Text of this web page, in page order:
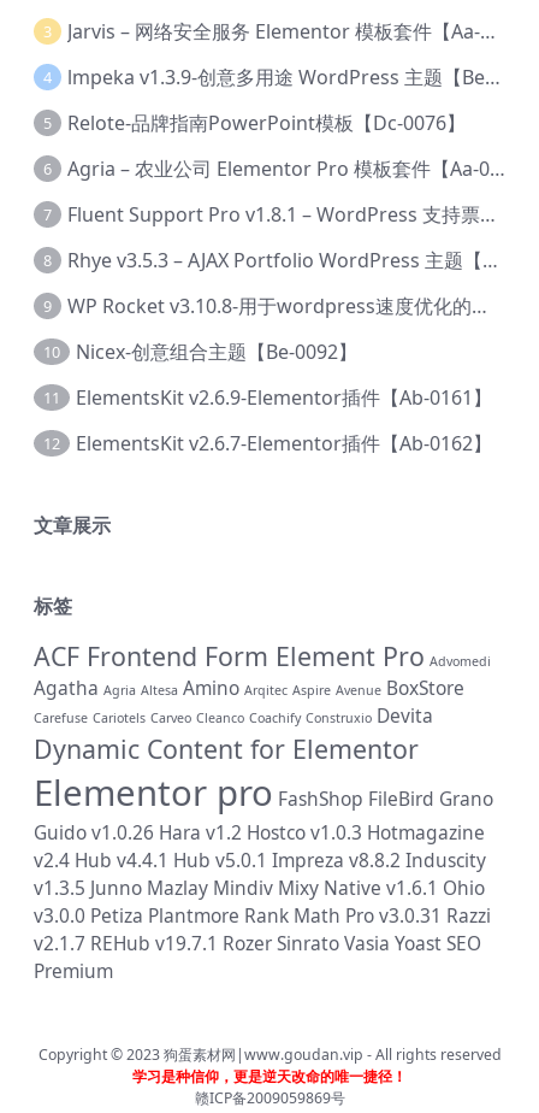
3 Jarvis – 网络安全服务 Elementor 模板套件【Aa-0035】
4 lmpeka v1.3.9-创意多用途 WordPress 主题【Be-0064】
5 Relote-品牌指南PowerPoint模板【Dc-0076】
6 Agria – 农业公司 Elementor Pro 模板套件【Aa-0003】
7 Fluent Support Pro v1.8.1 – WordPress 支持票务系统【Cc-0041】
8 Rhye v3.5.3 – AJAX Portfolio WordPress 主题【Bi-0049】
9 WP Rocket v3.10.8-用于wordpress速度优化的缓存加速插件【Cd-0019】
10 Nicex-创意组合主题【Be-0092】
11 ElementsKit v2.6.9-Elementor插件【Ab-0161】
12 ElementsKit v2.6.7-Elementor插件【Ab-0162】
文章展示
标签
ACF Frontend Form Element Pro Advomedi
Agatha Agria Altesa Amino Arqitec Aspire Avenue BoxStore
Carefuse Cariotels Carveo Cleanco Coachify Construxio Devita
Dynamic Content for Elementor
Elementor pro FashShop FileBird Grano
Guido v1.0.26 Hara v1.2 Hostco v1.0.3 Hotmagazine
v2.4 Hub v4.4.1 Hub v5.0.1 Impreza v8.8.2 Induscity
v1.3.5 Junno Mazlay Mindiv Mixy Native v1.6.1 Ohio
v3.0.0 Petiza Plantmore Rank Math Pro v3.0.31 Razzi
v2.1.7 REHub v19.7.1 RozerSinratoVasia Yoast SEO
Premium
Copyright © 2023狗蛋素材网|www.goudan.vip - All rights reserved
学习是种信仰，更是逆天改命的唯一捷径！
赣ICP备2009059869号